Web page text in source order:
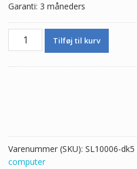
Garanti: 3 måneders
Ægte
Tilføj til kurv
Varenummer (SKU): SL10006-dk5
computer